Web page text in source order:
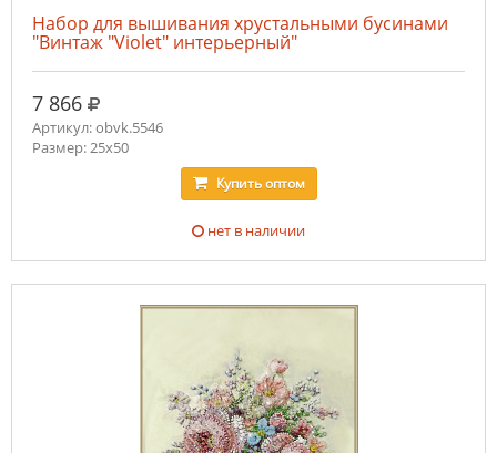
Набор для вышивания хрустальными бусинами
"Винтаж "Violet" интерьерный"
7 866 руб.
Артикул: obvk.5546
Размер: 25х50
Купитьоптом
нет в наличии